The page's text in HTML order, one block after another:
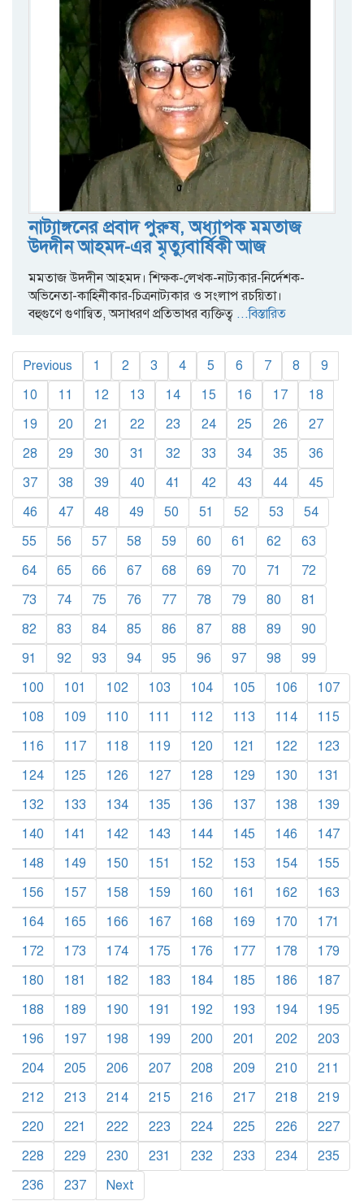
নাট্যাঙ্গনের প্রবাদ পুরুষ, অধ্যাপক মমতাজ
উদদীন আহমদ-এর মৃত্যুবার্ষিকী আজ
মমতাজ উদদীন আহমদ। শিক্ষক-লেখক-নাট্যকার-নির্দেশক-
অভিনেতা-কাহিনীকার-চিত্রনাট্যকার ও সংলাপ রচয়িতা।
বহুগুণে গুণান্বিত, অসাধরণ প্রতিভাধর ব্যক্তিত্ব ...বিস্তারিত
Previous 1 2 3 4 5 6 7 8
9
10
11 12 13 14 15 16 17
18
19
20 21 22 23 24 25 26
27
28
29 30 31 32 33 34 35
36
37
38 39 40 41 42 43 44
45
46
47 48 49 50 51 52 53
54
55
56 57 58 59 60 61 62
63
64
65 66 67 68 69 70 71
72
73
74 75 76 77 78 79 80
81
82
83 84 85 86 87 88 89
90
91
92 93 94 95 96 97 98
99
100
101 102 103 104 105 106
107
108
109 110 111 112 113 114
115
116
117 118 119 120 121 122
123
124
125 126 127 128 129 130
131
132
133 134 135 136 137 138
139
140
141 142 143 144 145 146
147
148
149 150 151 152 153 154
155
156
157 158 159 160 161 162
163
164
165 166 167 168 169 170
171
172
173 174 175 176 177 178
179
180
181 182 183 184 185 186
187
188
189 190 191 192 193 194
195
196
197 198 199 200 201 202
203
204
205 206 207 208 209 210
211
212
213 214 215 216 217 218
219
220
221 222 223 224 225 226
227
228
229 230 231 232 233 234
235
236
237 Next